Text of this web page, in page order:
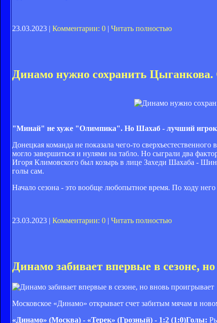
23.03.2023 | Комментарии: 0 | Читать полностью
Динамо нужно сохранить Цыганкова.
"Минай" не хуже "Олимпика". Но Шахаб - лучший игрок
Донецкая команда не показала чего-то
могло завершиться и нулями на табло. Но сыграли два
Игоря Климовского был козырь в лице Захеди Шахаба -
голы сам.
Начало сезона - это вообще любопытное время. По ходу
23.03.2023 | Комментарии: 0 Читать полностью
Динамо забивает впервые в сезоне,
Московское «Динамо» открывает счет забитым мячам в
«Динамо» (Москва) - «Терек» (Грозный) - 1:2 (1:0)Голы: